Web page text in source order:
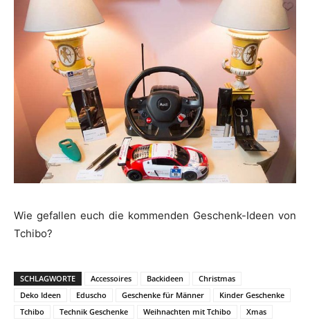
Wie gefallen euch die kommenden Geschenk-Ideen von
Tchibo?
SCHLAGWORTE Accessoires Backideen
Christmas
Deko Ideen
Eduscho Geschenke für Männer
Kinder Geschenke
Tchibo
Technik Geschenke Weihnachten mit Tchibo Xmas